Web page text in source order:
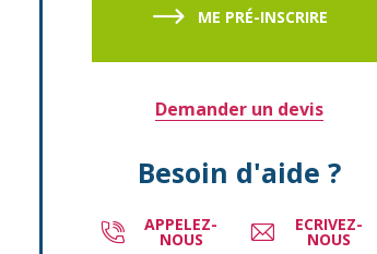
ME PRÉ-INSCRIRE
Demander un devis
Besoin d'aide ?
APPELEZ-
NOUS
ECRIVEZ-
NOUS